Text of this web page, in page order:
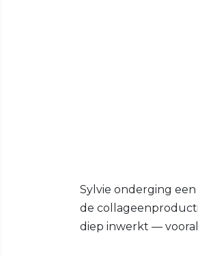
Sylvie onderging
de
diep inwerkt —